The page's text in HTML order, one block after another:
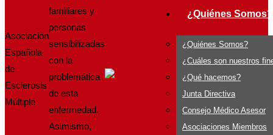
Asociación
Española
de
Esclerosis
Múltiple
familiares y
personas
sensibilizadas
con la
problemática
de esta
enfermedad.
Asimismo,
¿Quiénes Somos?
¿Quiénes Somos?
¿Cuáles son nuestros
¿Qué hacemos?
Junta Directiva
Consejo Médico Asesor
Asociaciones Miembros